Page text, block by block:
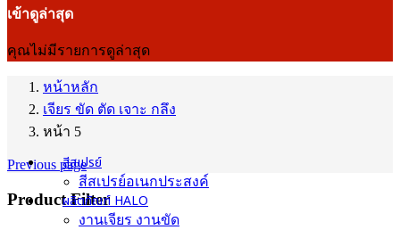
เข้าดูล่าสุด
คุณไม่มีรายการดูล่าสุด
หน้าหลัก
เจียร ขัด ตัด เจาะ กลึง
หน้า 5
Previous page
Product Filter
สีสเปรย์
สีสเปรย์อเนกประสงค์
ผลิตภัณฑ์ HALO
งานเจียร งานขัด